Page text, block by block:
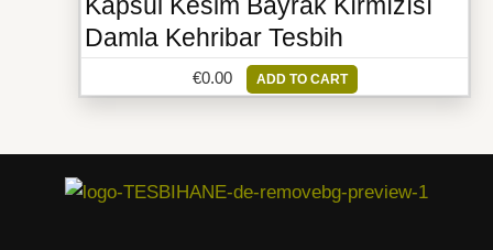
Kapsül Kesim Bayrak Kırmızısı
Damla Kehribar Tesbih
€0.00 ADD TO CART